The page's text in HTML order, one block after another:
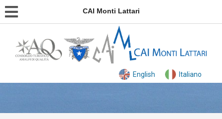
CAI Monti Lattari
English Italiano